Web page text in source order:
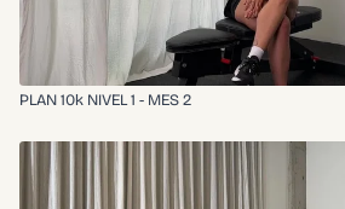
PLAN 10k NIVEL 1 - MES 2